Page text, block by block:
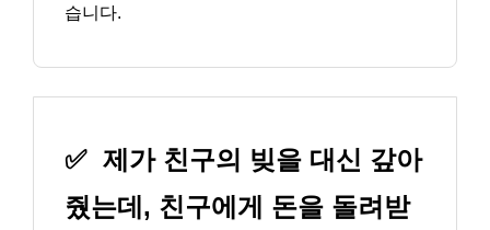
습니다.
✅ 제가 친구의 빚을 대신 갚아
줬는데, 친구에게 돈을 돌려받